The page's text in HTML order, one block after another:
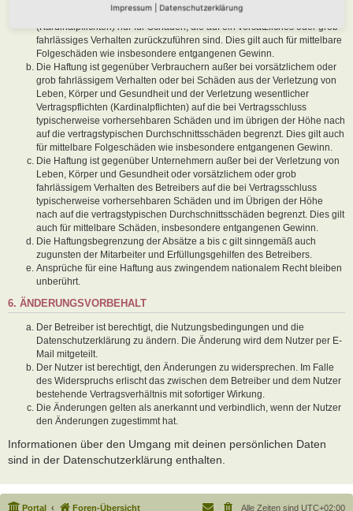
und Gesundheit und der Verletzung wesentlicher Vertragspflichten
(Kardinalpflichten) nur für Schäden, die auf ein vorsätzliches oder grob
fahrlässiges Verhalten zurückzuführen sind. Dies gilt auch für mittelbare
Folgeschäden wie insbesondere entgangenen Gewinn.
Die Haftung ist gegenüber Verbrauchern außer bei vorsätzlichem oder
grob fahrlässigem Verhalten oder bei Schäden aus der Verletzung von
Leben, Körper und Gesundheit und der Verletzung wesentlicher
Vertragspflichten (Kardinalpflichten) auf die bei Vertragsschluss
typischerweise vorhersehbaren Schäden und im übrigen der Höhe nach
auf die vertragstypischen Durchschnittsschäden begrenzt. Dies gilt auch
für mittelbare Folgeschäden wie insbesondere entgangenen Gewinn.
Die Haftung ist gegenüber Unternehmern außer bei der Verletzung von
Leben, Körper und Gesundheit oder vorsätzlichem oder grob
fahrlässigem Verhalten des Betreibers auf die bei Vertragsschluss
typischerweise vorhersehbaren Schäden und im Übrigen der Höhe
nach auf die vertragstypischen Durchschnittsschäden begrenzt. Dies gilt
auch für mittelbare Schäden, insbesondere entgangenen Gewinn.
Die Haftungsbegrenzung der Absätze a bis c gilt sinngemäß auch
zugunsten der Mitarbeiter und Erfüllungsgehilfen des Betreibers.
Ansprüche für eine Haftung aus zwingendem nationalem Recht bleiben
unberührt.
6. ÄNDERUNGSVORBEHALT
Der Betreiber ist berechtigt, die Nutzungsbedingungen und die
Datenschutzerklärung zu ändern. Die Änderung wird dem Nutzer per E-
Mail mitgeteilt.
Der Nutzer ist berechtigt, den Änderungen zu widersprechen. Im Falle
des Widerspruchs erlischt das zwischen dem Betreiber und dem Nutzer
bestehende Vertragsverhältnis mit sofortiger Wirkung.
Die Änderungen gelten als anerkannt und verbindlich, wenn der Nutzer
den Änderungen zugestimmt hat.
Informationen über den Umgang mit deinen persönlichen Daten
sind in der Datenschutzerklärung enthalten.
Portal Foren-Übersicht Alle Zeiten sind UTC+02:00
Impressum Datenschutzerklärung